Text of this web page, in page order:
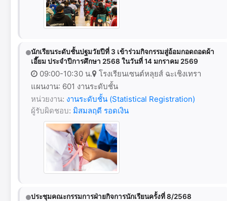
นักเรียนระดับชั้นปฐมวัยปีที่ 3 เข้าร่วมกิจกรรมสู่อ้อมกอดถอดผ้า
เอี๊ยม ประจำปีการศึกษา 2568 ในวันที่ 14 มกราคม 2569
09:00-10:30 น.
โรงเรียนเซนต์หลุยส์ ฉะเชิงเทรา
แผนงาน: 601 งานระดับชั้น
หน่วยงาน: งานระดับชั้น (Statistical Registration)
ผู้รับผิดชอบ: มิสมลฤดี รอดเงิน
ประชุมคณะกรรมการฝ่ายกิจการนักเรียนครั้งที่ 8/2568